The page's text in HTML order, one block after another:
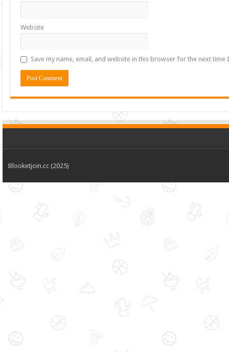
Website
Save my name, email, and website in this browser for the next time
Blooketjoin.cc (2025)